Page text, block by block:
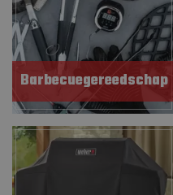
Barbecuegereedschap